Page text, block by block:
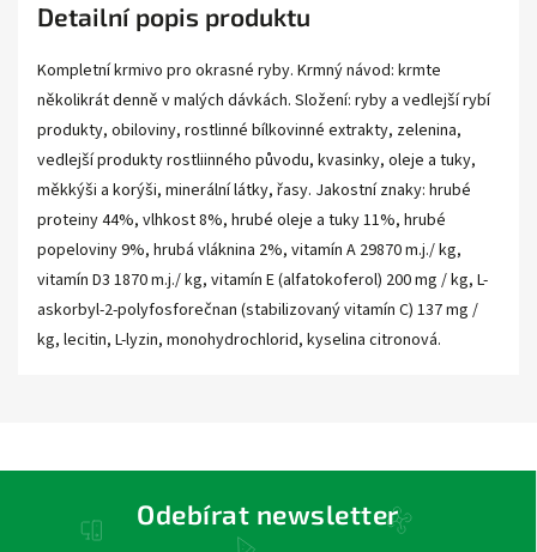
Detailní popis produktu
Kompletní krmivo pro okrasné ryby. Krmný návod: krmte
několikrát denně v malých dávkách. Složení: ryby a vedlejší rybí
produkty, obiloviny, rostlinné bílkovinné extrakty, zelenina,
vedlejší produkty rostliinného původu, kvasinky, oleje a tuky,
měkkýši a korýši, minerální látky, řasy. Jakostní znaky: hrubé
proteiny 44%, vlhkost 8%, hrubé oleje a tuky 11%, hrubé
popeloviny 9%, hrubá vláknina 2%, vitamín A 29870 m.j./ kg,
vitamín D3 1870 m.j./ kg, vitamín E (alfatokoferol) 200 mg / kg, L-
askorbyl-2-polyfosforečnan (stabilizovaný vitamín C) 137 mg /
kg, lecitin, L-lyzin, monohydrochlorid, kyselina citronová.
Odebírat newsletter